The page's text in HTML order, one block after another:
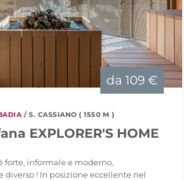
da 109 €
/ S. CASSIANO ( 1550 M )
EXPLORER'S HOME
forte, informale e moderno,
diverso ! In posizione eccellente nel